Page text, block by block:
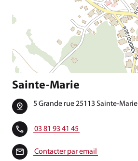
Sainte-Marie
5 Grande rue 25113 Sainte-Marie
03 81 93 41 45
Contacter par email